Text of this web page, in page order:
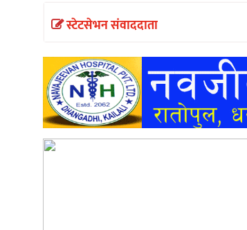
समाचार
अन्तर्वार्ता
खेलकुद
स्टेटसेभन संवाददाता